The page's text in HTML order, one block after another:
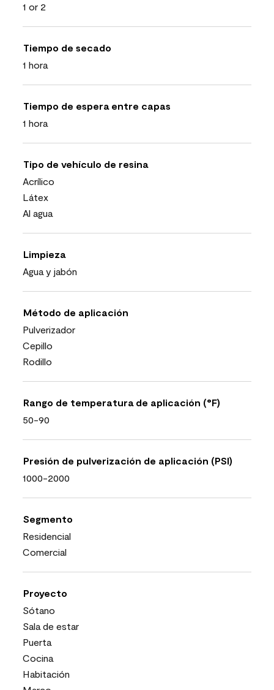
1 or 2
Tiempo de secado
1 hora
Tiempo de espera entre capas
1 hora
Tipo de vehículo de resina
Acrílico
Látex
Al agua
Limpieza
Agua y jabón
Método de aplicación
Pulverizador
Cepillo
Rodillo
Rango de temperatura de aplicación (°F)
50-90
Presión de pulverización de aplicación (PSI)
1000-2000
Segmento
Residencial
Comercial
Proyecto
Sótano
Sala de estar
Puerta
Cocina
Habitación